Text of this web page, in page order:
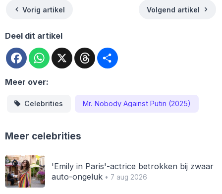
Vorig artikel Volgend artikel
Deel dit artikel
FacebookWhatsApp
X Threads
Meer over:
Celebrities Mr. Nobody Against Putin (2025)
Meer celebrities
'Emily in Paris'-actrice betrokken bij zwaar
auto-ongeluk• 7 aug 2026